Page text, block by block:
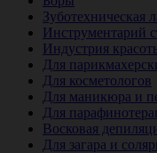
Зуботехническая
Инструментарий
Индустрия
Для
Для косметологов
Для маникюра и
Для
Восковая
Для загара и